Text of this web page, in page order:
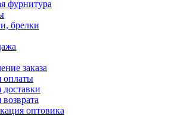
фурнитура
брелки
заказа
оплаты
доставки
оптовика